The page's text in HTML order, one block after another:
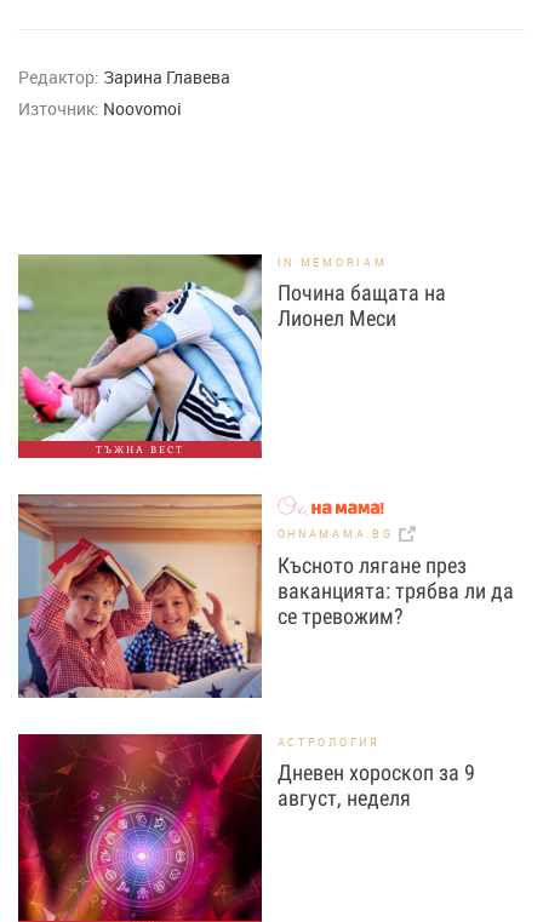
Редактор: Зарина Главева
Източник: Noovomoi
ТЪЖНА ВЕСТ
IN MEMORIAM
Почина бащата на
Лионел Меси
OHNAMAMA.BG
Късното лягане през
ваканцията: трябва ли да
се тревожим?
АСТРОЛОГИЯ
Дневен хороскоп за 9
август, неделя